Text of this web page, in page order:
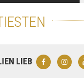
LIEB